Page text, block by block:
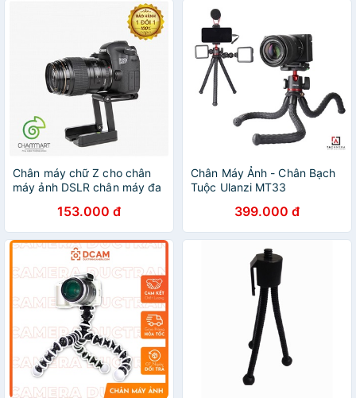
Chân máy chữ Z cho chân
máy ảnh DSLR chân máy đa
nghiêng dễ dàng
153.000 đ
Chân Máy Ảnh - Chân Bạch
Tuộc Ulanzi MT33
399.000 đ